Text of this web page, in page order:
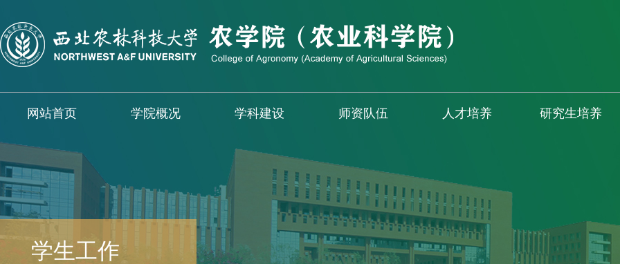
网站首页 学院概况 学科建设 师资队伍 人才培养 研究生培养
学生工作